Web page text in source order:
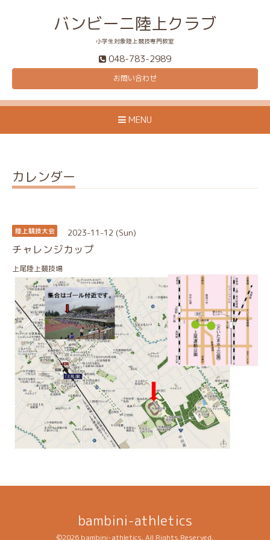
バンビーニ陸上クラブ
小学生対象陸上競技専門教室
048-783-2989
お問い合わせ
MENU
カレンダー
陸上競技大会 2023-11-12 (Sun)
チャレンジカップ
上尾陸上競技場
bambini-athletics
©2026 bambini-athletics. All Rights Reserved.